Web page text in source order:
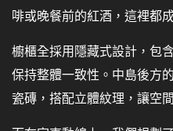
啡或晚餐前的紅酒，這裡都
櫥櫃全採用隱藏式設計，包
保持整體一致性。中島後方
瓷磚，搭配立體紋理，讓空